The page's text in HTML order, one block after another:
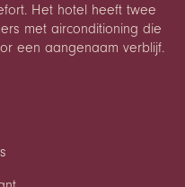
Het hotel heeft twee
met airconditioning die
een aangenaam verblijf.